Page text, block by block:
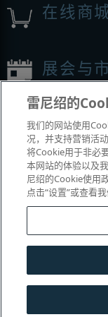
在线商
展会与
我们参加的活动
© 2001–2026
雷尼绍的
我们的网站使用
况，并支持营销活
将Cookie用于非必
本网站的体验以及
尼绍的Cookie使用
点击“设置”或查看